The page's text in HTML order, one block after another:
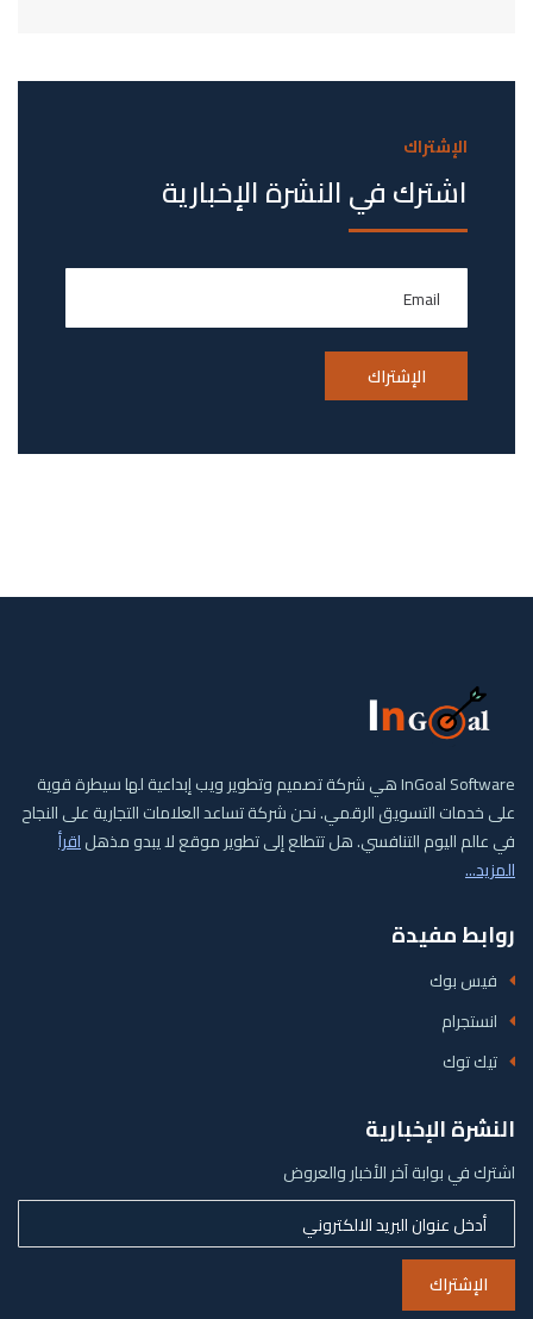
الإشتراك
اشترك في النشرة الإخبارية
InGoal Software هي شركة تصميم وتطوير ويب إبداعية لها سيطرة قوية
على خدمات التسويق الرقمي. نحن شركة تساعد العلامات التجارية على النجاح
في عالم اليوم التنافسي. هل تتطلع إلى تطوير موقع لا يبدو مذهلاقرأ
المزيد...
روابط مفيدة
فيس بوك
انستجرام
تيك توك
النشرة الإخبارية
اشترك في بوابة آخر الأخبار والعروض
الإشتراك